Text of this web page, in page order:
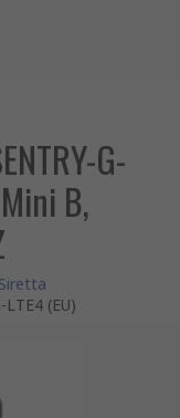
G-
B,
Siretta
LTE4 (EU)